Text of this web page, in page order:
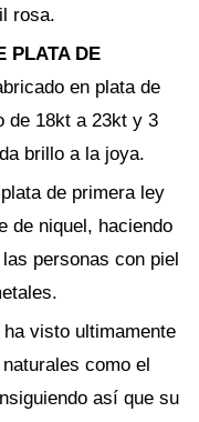
rosa.
PLATA DE
en plata de
de 18kt a 23kt y 3
brillo a la joya.
de primera ley
de niquel, haciendo
personas con piel
visto ultimamente
como el
así que su